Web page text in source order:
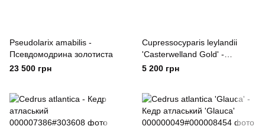
Pseudolarix amabilis -
Псевдомодрина золотиста
23 500 грн
Cupressocyparis leylandii
'Casterwelland Gold' -
Купрессоціпаріс Лейланда
5 200 грн